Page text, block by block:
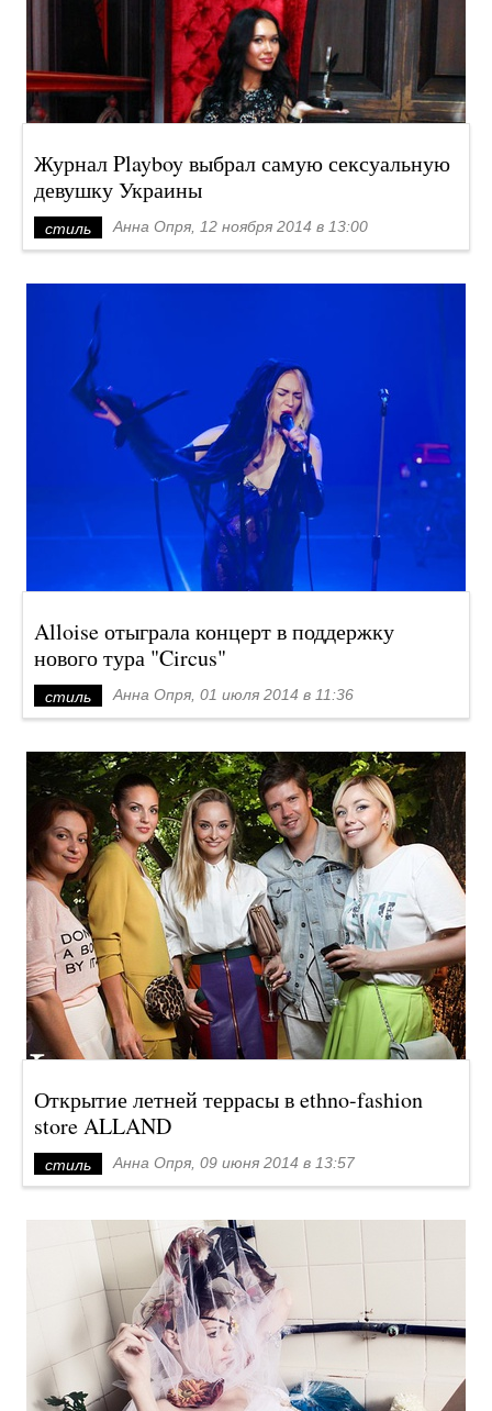
Журнал Playboy выбрал самую сексуальную
девушку Украины
стиль Анна Опря, 12 ноября 2014 в 13:00
Alloise отыграла концерт в поддержку
нового тура "Circus"
стиль Анна Опря, 01 июля 2014 в 11:36
Открытие летней террасы в ethno-fashion
store ALLAND
стиль Анна Опря, 09 июня 2014 в 13:57